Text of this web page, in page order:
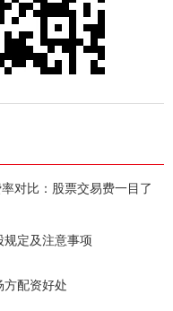
对比：股票交易费一目了
定及注意事项
配资好处